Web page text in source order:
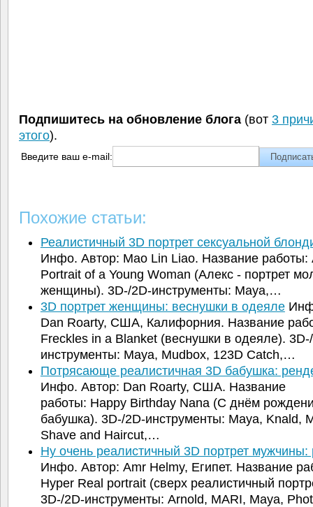
Подпишитесь на обновление блога (вот 3
этого).
Введите ваш e-mail:
Похожие статьи:
Реалистичный 3D портрет сексуальной
Инфо. Автор: Mao Lin Liao. Название работы:
Portrait of a Young Woman (Алекс - портрет
женщины). 3D-/2D-инструменты: Maya,…
3D портрет женщины: веснушки в одеяле
Dan Roarty, США, Калифорния. Название
Freckles in a Blanket (веснушки в одеяле).
инструменты: Maya, Mudbox, 123D Catch,…
Потрясающе реалистичная 3D бабушка:
Инфо. Автор: Dan Roarty, США. Название
работы: Happy Birthday Nana (С днём
бабушка). 3D-/2D-инструменты: Maya, Knald,
Shave and Haircut,…
Ну очень реалистичный 3D портрет
Инфо. Автор: Amr Helmy, Египет. Название
Hyper Real portrait (сверх реалистичный
3D-/2D-инструменты: Arnold, MARI, Maya,